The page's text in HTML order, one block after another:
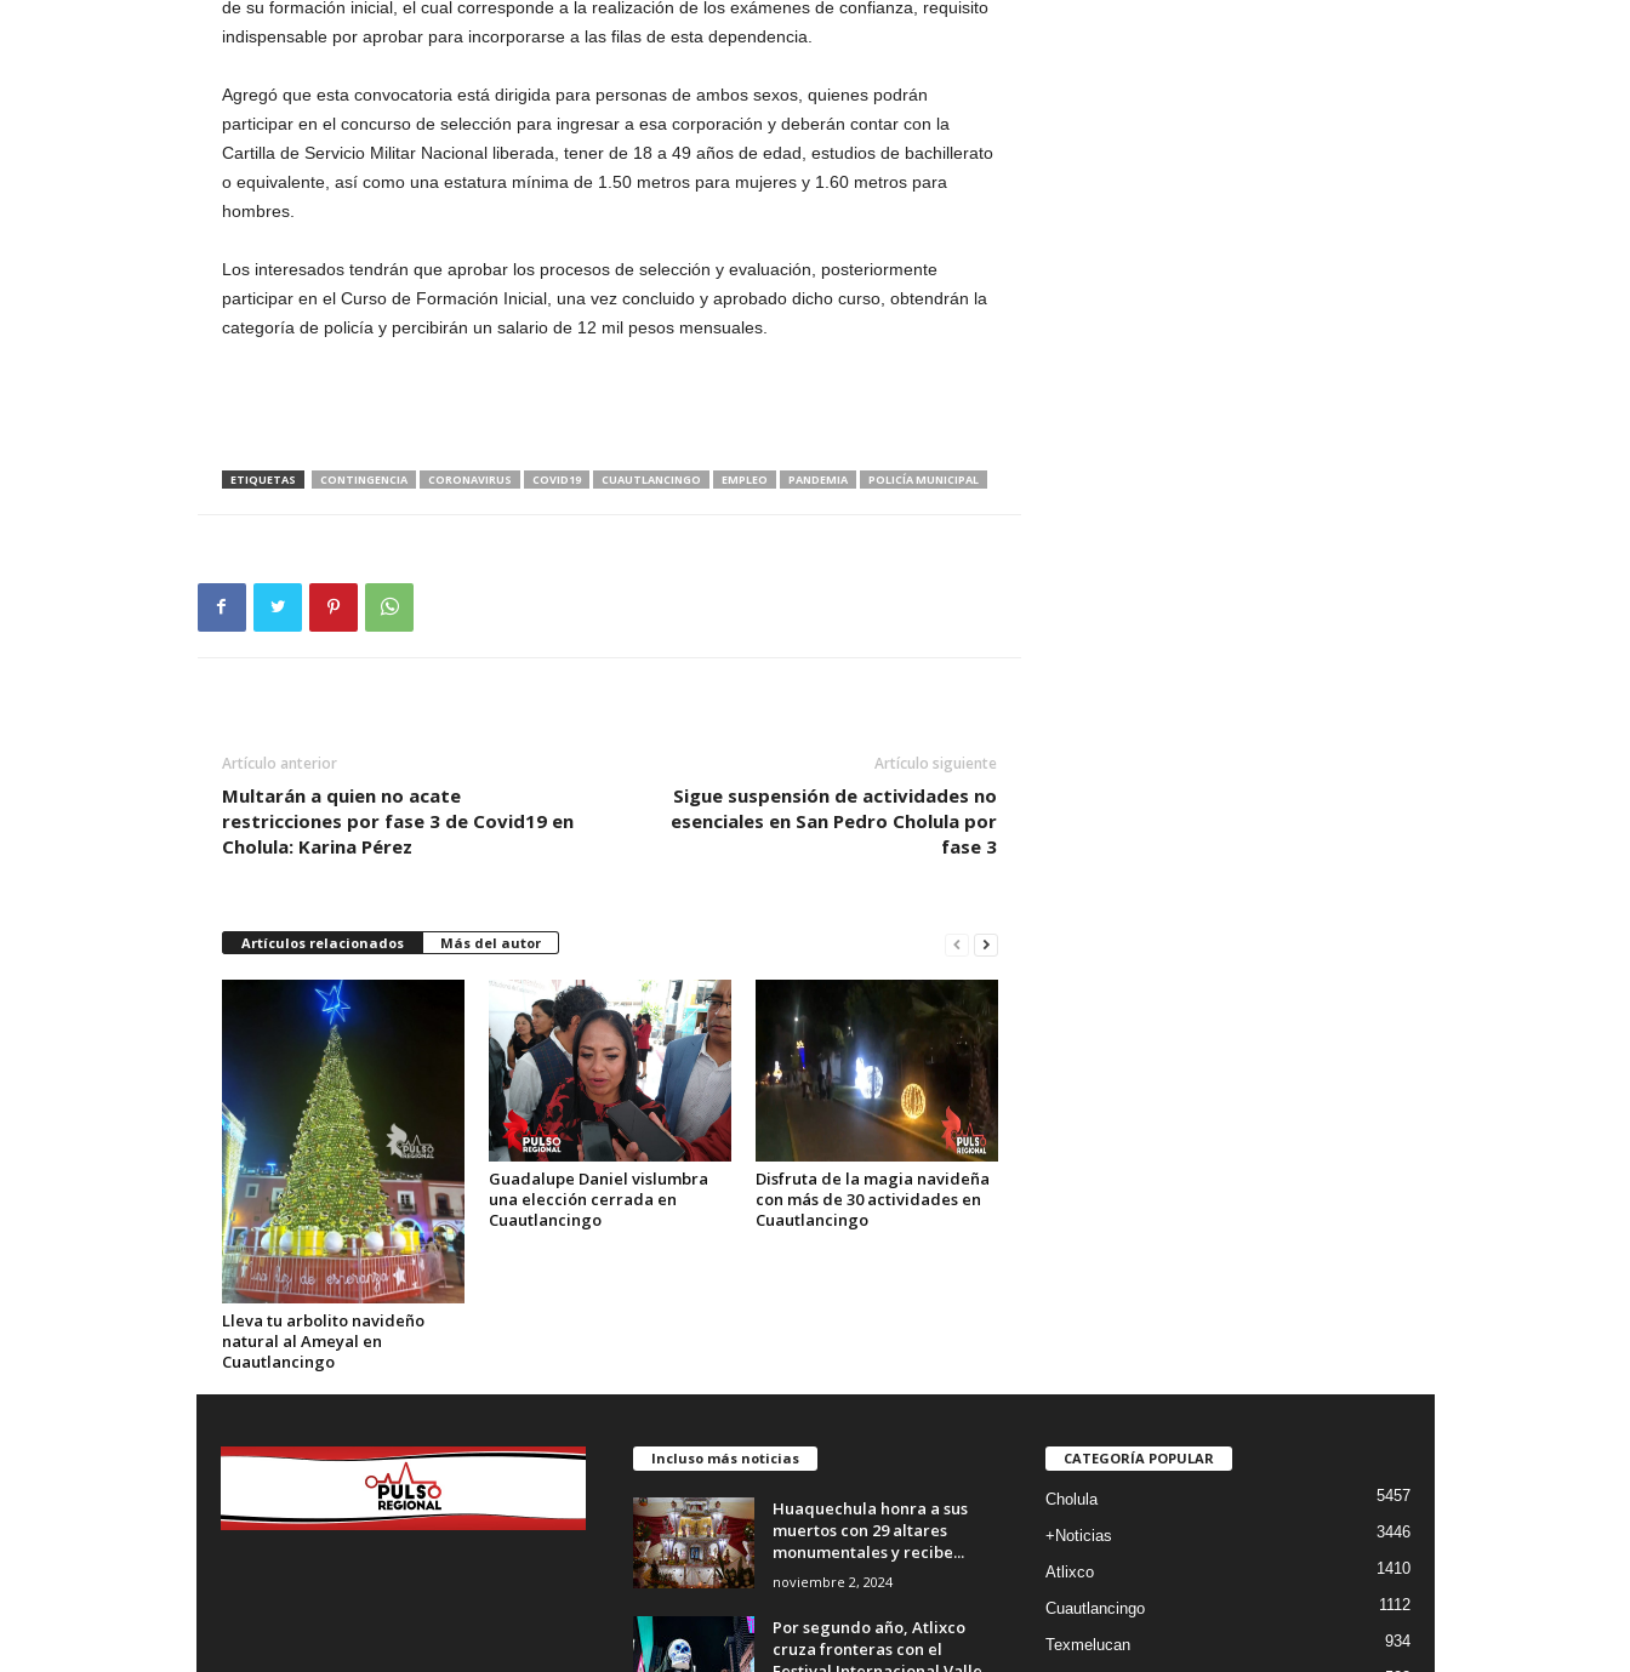
de su formación inicial, el cual corresponde a la realización de los exámenes de confianza, requisito
indispensable por aprobar para incorporarse a las filas de esta dependencia.
Agregó que esta convocatoria está dirigida para personas de ambos sexos, quienes podrán
participar en el concurso de selección para ingresar a esa corporación y deberán contar con la
Cartilla de Servicio Militar Nacional liberada, tener de 18 a 49 años de edad, estudios de bachillerato
o equivalente, así como una estatura mínima de 1.50 metros para mujeres y 1.60 metros para
hombres.
Los interesados tendrán que aprobar los procesos de selección y evaluación, posteriormente
participar en el Curso de Formación Inicial, una vez concluido y aprobado dicho curso, obtendrán la
categoría de policía y percibirán un salario de 12 mil pesos mensuales.
ETIQUETAS CONTINGENCIA CORONAVIRUS COVID19 CUAUTLANCINGO EMPLEO PANDEMIA POLICÍA MUNICIPAL
Artículo anterior
Multarán a quien no acate
restricciones por fase 3 de Covid19 en
Cholula: Karina Pérez
Artículo siguiente
Sigue suspensión de actividades no
esenciales en San Pedro Cholula por
fase 3
Artículos relacionados Más del autor
Lleva tu arbolito navideño
natural al Ameyal en
Cuautlancingo
Guadalupe Daniel vislumbra
una elección cerrada en
Cuautlancingo
Disfruta de la magia navideña
con más de 30 actividades en
Cuautlancingo
Incluso más noticias
Huaquechula honra a sus
muertos con 29 altares
monumentales y recibe...
noviembre 2, 2024
Por segundo año, Atlixco
cruza fronteras con el
CATEGORÍA POPULAR
Cholula 5457
+Noticias 3446
Atlixco 1410
Cuautlancingo 1112
Texmelucan 934